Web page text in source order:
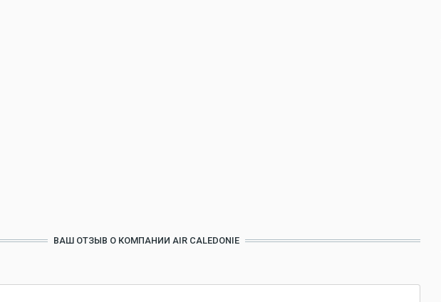
ВАШ ОТЗЫВ О КОМПАНИИ AIR CALEDONIE